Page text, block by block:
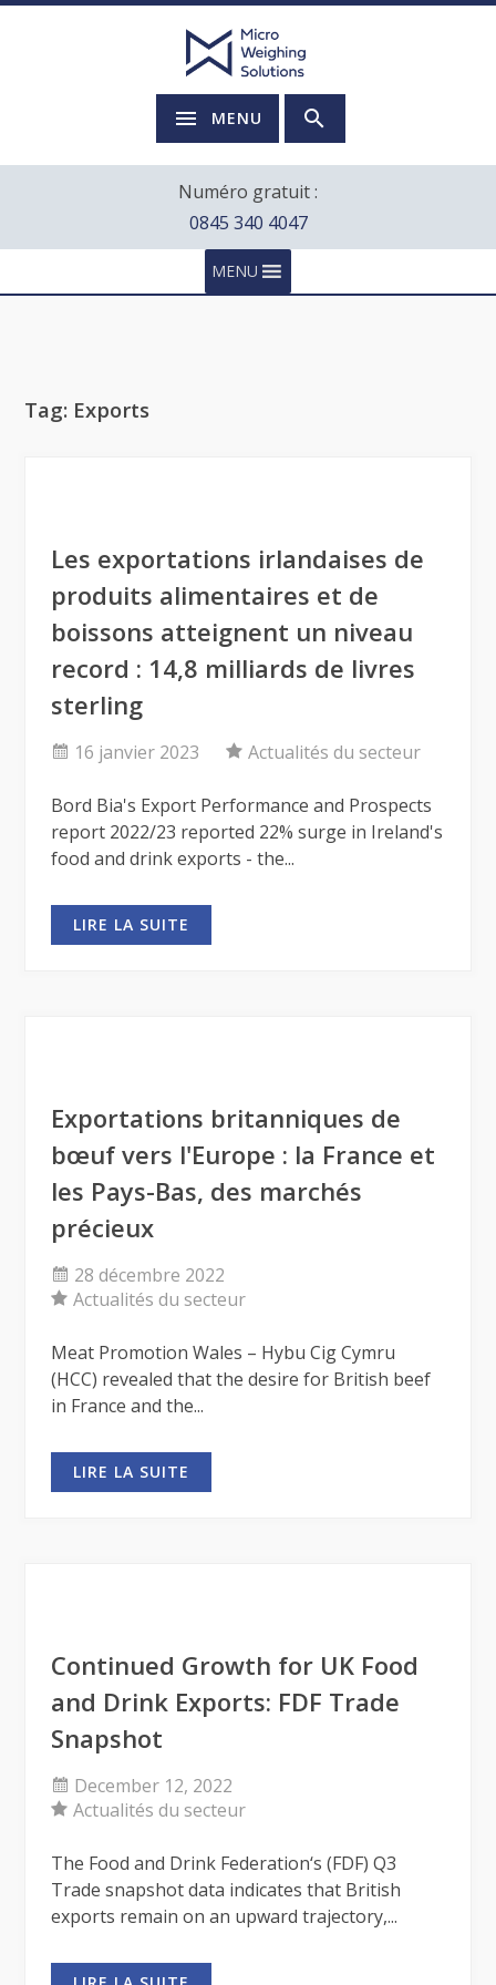
MENU
Numéro gratuit :
0845 340 4047
MENU
Tag: Exports
Les exportations irlandaises de
produits alimentaires et de
boissons atteignent un niveau
record : 14,8 milliards de livres
sterling
16 janvier 2023 Actualités du secteur
Bord Bia's Export Performance and Prospects
report 2022/23 reported 22% surge in Ireland's
food and drink exports - the...
LIRE LA SUITE
Exportations britanniques de
bœuf vers l'Europe : la France et
les Pays-Bas, des marchés
précieux
28 décembre 2022
Actualités du secteur
Meat Promotion Wales – Hybu Cig Cymru
(HCC) revealed that the desire for British beef
in France and the...
LIRE LA SUITE
Continued Growth for UK Food
and Drink Exports: FDF Trade
Snapshot
December 12, 2022
Actualités du secteur
The Food and Drink Federation‘s (FDF) Q3
Trade snapshot data indicates that British
exports remain on an upward trajectory,...